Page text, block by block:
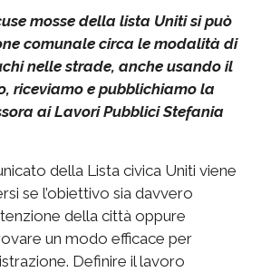
mosse della lista Uniti si può
comunale circa le modalità di
nelle strade, anche usando il
riceviamo e pubblichiamo la
ai Lavori Pubblici Stefania
della Lista civica Uniti viene
se l’obiettivo sia davvero
della città oppure
un modo efficace per
Definire il lavoro